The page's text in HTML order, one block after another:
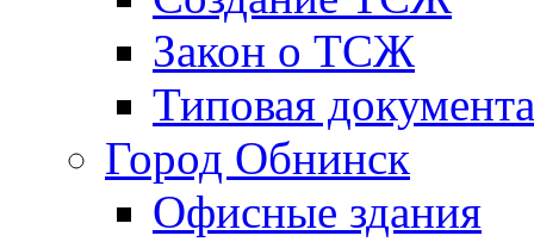
Закон о ТСЖ
Типовая
Город Обнинск
Офисные здания